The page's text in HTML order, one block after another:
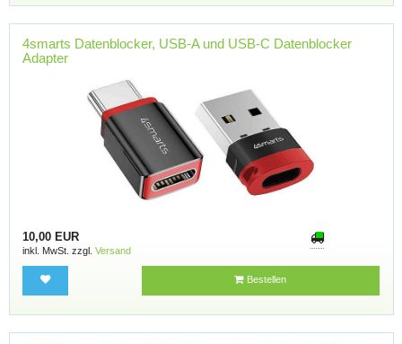
4smarts Datenblocker, USB-A und USB-C Datenblocker
Adapter
10,00 EUR
inkl. MwSt. zzgl. Versand
Bestellen